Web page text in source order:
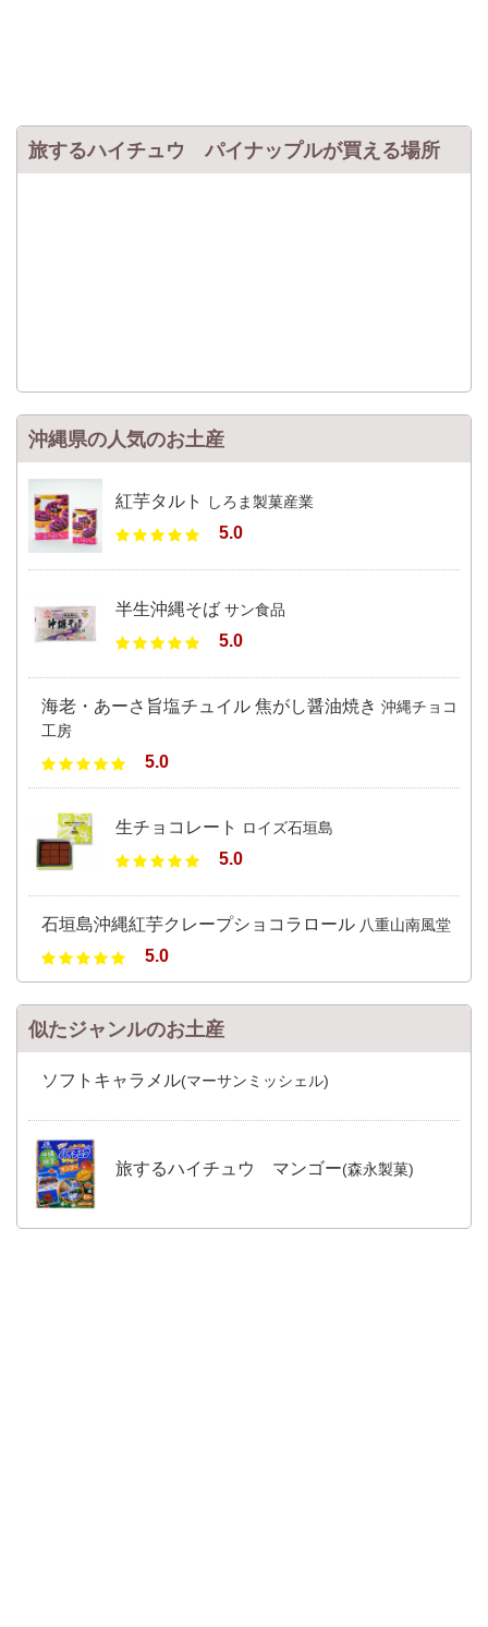
旅するハイチュウ パイナップルが買える場所
沖縄県の人気のお土産
紅芋タルト しろま製菓産業
5.0
半生沖縄そば サン食品
5.0
海老・あーさ旨塩チュイル 焦がし醤油焼き 沖縄チョコ
工房
5.0
生チョコレート ロイズ石垣島
5.0
石垣島沖縄紅芋クレープショコラロール 八重山南風堂
5.0
似たジャンルのお土産
ソフトキャラメル(マーサンミッシェル)
旅するハイチュウ マンゴー(森永製菓)